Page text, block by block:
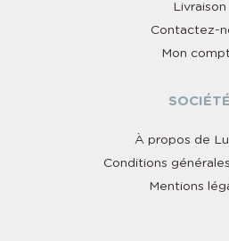
Livraison
Contactez-
Mon
SOCIÉTÉ
À propos de
Conditions
Mentions